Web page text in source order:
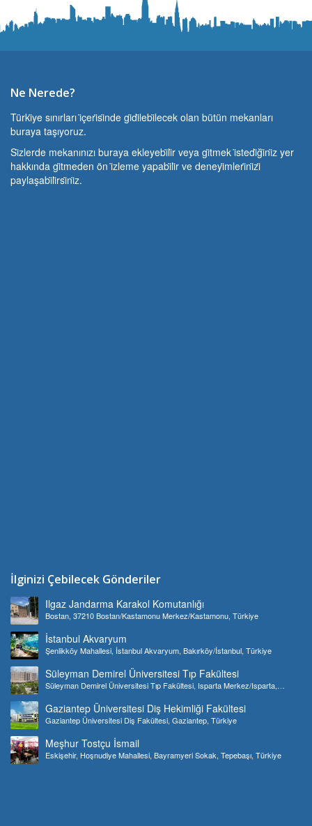
Ne Nerede?
Türki̇ye sınırları i̇çeri̇si̇nde gi̇di̇lebi̇lecek olan bütün mekanları
buraya taşıyoruz.
Si̇zlerde mekanınızı buraya ekleyebi̇li̇r veya gi̇tmek i̇stedi̇ği̇ni̇z yer
hakkında gi̇tmeden ön i̇zleme yapabi̇li̇r ve deneyi̇mleri̇ni̇zi̇
paylaşabi̇li̇rsi̇ni̇z.
İlginizi Çebilecek Gönderiler
Ilgaz Jandarma Karakol Komutanlığı
Bostan, 37210 Bostan/Kastamonu Merkez/Kastamonu, Türkiye
İstanbul Akvaryum
Şenlikköy Mahallesi, İstanbul Akvaryum, Bakırköy/İstanbul, Türkiye
Süleyman Demirel Üniversitesi Tıp Fakültesi
Süleyman Demirel Üniversitesi Tıp Fakültesi, Isparta Merkez/Isparta,
Gaziantep Üniversitesi Diş Hekimliği Fakültesi
Gaziantep Üniversitesi Diş Fakültesi, Gaziantep, Türkiye
Meşhur Tostçu İsmail
Eskişehir, Hoşnudiye Mahallesi, Bayramyeri Sokak, Tepebaşı, Türkiye